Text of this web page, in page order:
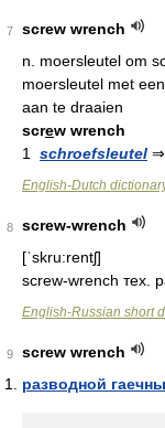
7
screw wrench
n.
moersleutel om
moersleutel met
aan te draaien
screw wrench
1
schroefsleutel ⇒
English-Dutch
8
screw-wrench
[ˈskru:rentʃ]
screw-wrench тех.
English-Russian short
9
screw wrench
разводной